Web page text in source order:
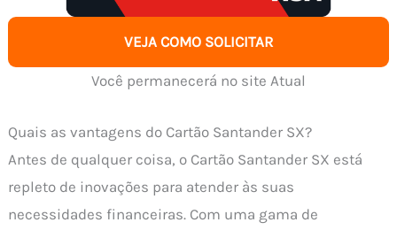
VEJA COMO SOLICITAR
Você permanecerá no site Atual
Quais as vantagens do Cartão Santander SX?
Antes de qualquer coisa, o Cartão Santander SX está
repleto de inovações para atender às suas
necessidades financeiras. Com uma gama de